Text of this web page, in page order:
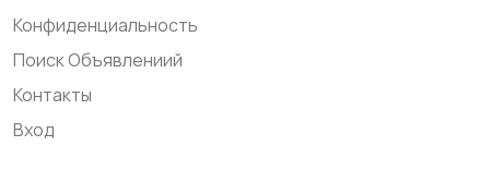
Конфиденциальность
Поиск Объявлениий
Контакты
Вход